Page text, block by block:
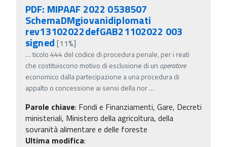
PDF: MIPAAF 2022 0538507
SchemaDMgiovanidiplomati
rev13102022defGAB21102022 003
signed [11%]
…ticolo 444 del codice di procedura penale, per i reati
che costituiscono motivo di esclusione di un operatore
economico dalla partecipazione a una procedura di
appalto o concessione ai sensi della nor…
Parole chiave: Fondi e Finanziamenti, Gare, Decreti
ministeriali, Ministero della agricoltura, della
sovranità alimentare e delle foreste
Ultima modifica: